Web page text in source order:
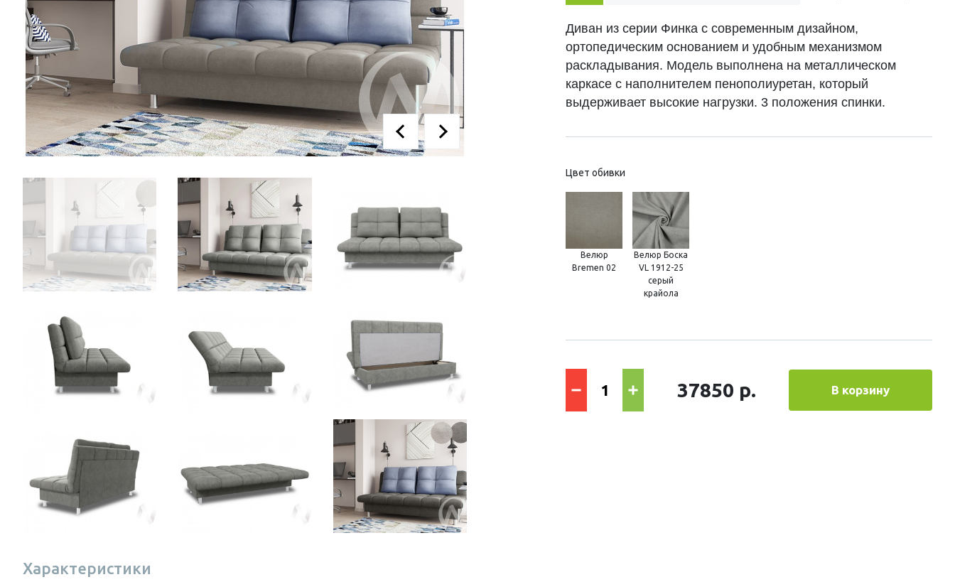
Характеристики
Диван из серии Финка с современным дизайном,
ортопедическим основанием и удобным механизмом
раскладывания. Модель выполнена на металлическом
каркасе с наполнителем пенополиуретан, который
выдерживает высокие нагрузки. 3 положения спинки.
Цвет обивки
Велюр
Bremen 02
Велюр Боска
VL 1912-25
серый
крайола
37850 р. В корзину